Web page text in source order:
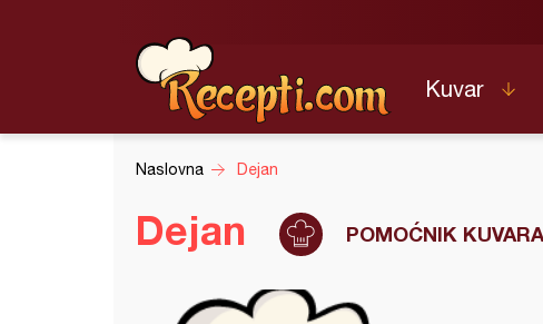
Kuvar
Naslovna Dejan
Dejan POMOĆNIK KUVARA